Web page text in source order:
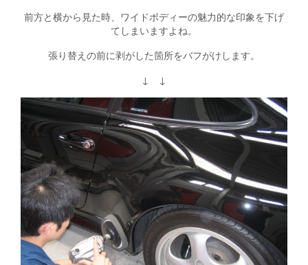
前方と横から見た時、ワイドボディーの魅力的な印象を下げ
てしまいますよね。
張り替えの前に剥がした箇所をバフがけします。
↓ ↓